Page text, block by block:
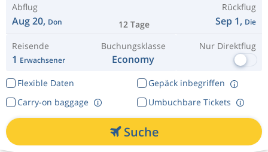
Abflug
Aug 20, Don 12 Tage
Rückflug
Sep 1, Die
Reisende
1 Erwachsener
Buchungsklasse
Economy
Nur Direktflug
Flexible Daten
Gepäck inbegriffen
Umbuchbare Tickets
Carry-on baggage
Suche